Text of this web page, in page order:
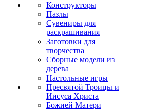
Конструкторы
Пазлы
Сувениры для
раскрашивания
Заготовки для
творчества
Сборные модели из
дерева
Настольные игры
Пресвятой Троицы и
Иисуса Христа
Божией Матери